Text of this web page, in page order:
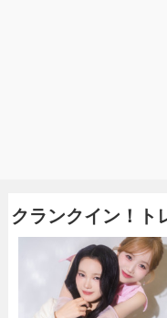
クランクイン！